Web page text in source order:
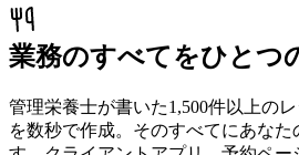
業務のすべてをひとつ
管理栄養士が書いた1,500件以上の
を数秒で作成。そのすべてにあなた